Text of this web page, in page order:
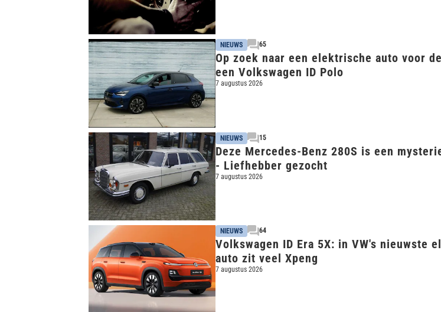
NIEUWS 65
Op zoek naar een elektrische auto voor
een Volkswagen ID Polo
7 augustus 2026
NIEUWS 15
Deze Mercedes-Benz 280S is een
- Liefhebber gezocht
7 augustus 2026
NIEUWS 64
Volkswagen ID Era 5X: in VW's nieuwste
auto zit veel Xpeng
7 augustus 2026